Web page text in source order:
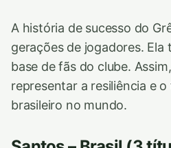
A história de sucesso do
gerações de jogadores. Ela
base de fãs do clube.
representar a resiliência e
brasileiro no mundo.